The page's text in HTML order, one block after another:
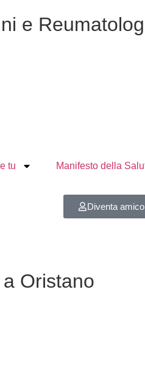
e
tu Manifesto della
Diventa
Oristano